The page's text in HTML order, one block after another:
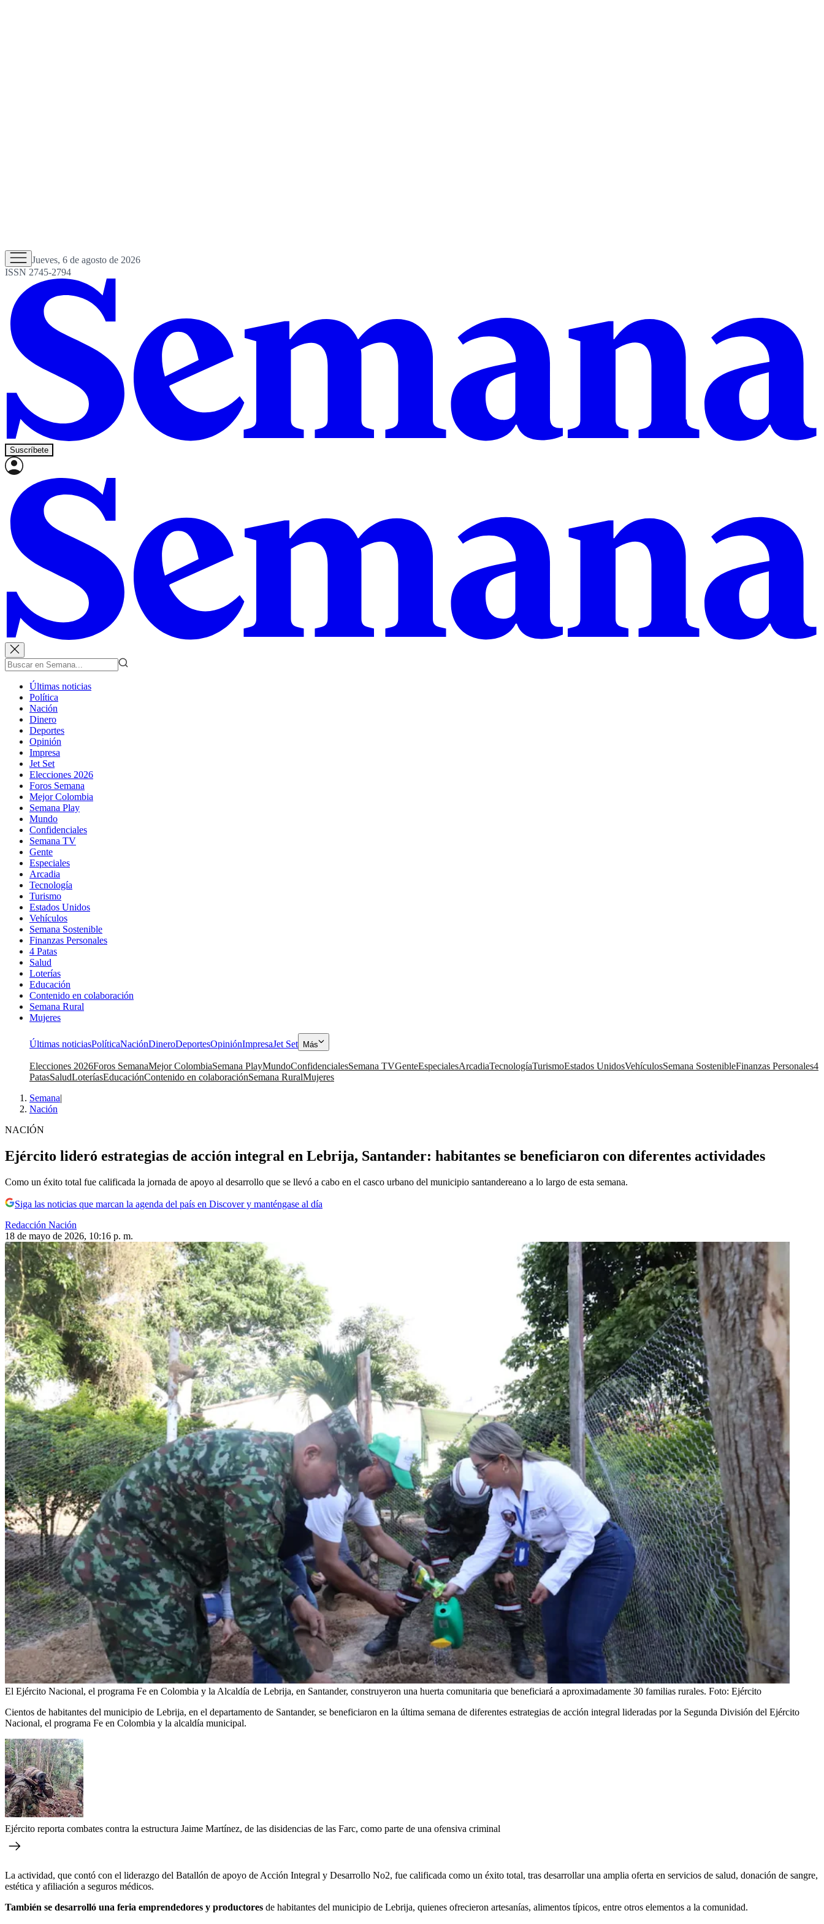
Jueves, 6 de agosto de 2026
ISSN 2745-2794
Suscríbete
Últimas noticias
Política
Nación
Dinero
Deportes
Opinión
Impresa
Jet Set
Elecciones 2026
Foros Semana
Mejor Colombia
Semana Play
Mundo
Confidenciales
Semana TV
Gente
Especiales
Arcadia
Tecnología
Turismo
Estados Unidos
Vehículos
Semana Sostenible
Finanzas Personales
4 Patas
Salud
Loterías
Educación
Contenido en colaboración
Semana Rural
Mujeres
Últimas noticiasPolíticaNaciónDineroDeportesOpiniónImpresaJet Set Más
Elecciones 2026Foros SemanaMejor ColombiaSemana PlayMundoConfidencialesSemana TVGenteEspecialesArcadiaTecnologíaTurismoEstados UnidosVehículosSemana SostenibleFinanzas Personales4
PatasSaludLoteríasEducaciónContenido en colaboraciónSemana RuralMujeres
Semana|
Nación
NACIÓN
Ejército lideró estrategias de acción integral en Lebrija, Santander: habitantes se beneficiaron con diferentes actividades
Como un éxito total fue calificada la jornada de apoyo al desarrollo que se llevó a cabo en el casco urbano del municipio santandereano a lo largo de esta semana.
Siga las noticias que marcan la agenda del país en Discover y manténgase al día
Redacción Nación
18 de mayo de 2026, 10:16 p. m.
El Ejército Nacional, el programa Fe en Colombia y la Alcaldía de Lebrija, en Santander, construyeron una huerta comunitaria que beneficiará a aproximadamente 30 familias rurales. Foto: Ejército
Cientos de habitantes del municipio de Lebrija, en el departamento de Santander, se beneficiaron en la última semana de diferentes estrategias de acción integral lideradas por la Segunda División del Ejército
Nacional, el programa Fe en Colombia y la alcaldía municipal.
Ejército reporta combates contra la estructura Jaime Martínez, de las disidencias de las Farc, como parte de una ofensiva criminal
La actividad, que contó con el liderazgo del Batallón de apoyo de Acción Integral y Desarrollo No2, fue calificada como un éxito total, tras desarrollar una amplia oferta en servicios de salud, donación de sangre,
estética y afiliación a seguros médicos.
También se desarrolló una feria emprendedores y productores de habitantes del municipio de Lebrija, quienes ofrecieron artesanías, alimentos típicos, entre otros elementos a la comunidad.